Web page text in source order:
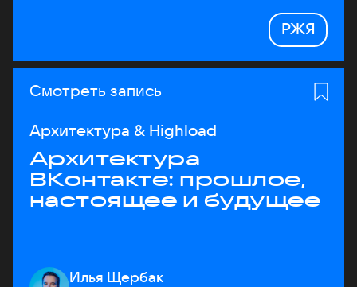
РЖЯ
Смотреть запись
Архитектура & Highload
Архитектура
ВКонтакте: прошлое,
настоящее и будущее
Илья Щербак